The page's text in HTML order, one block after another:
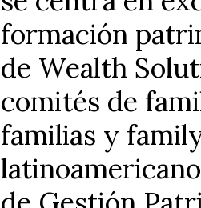
formación
de Wealth
comités de
familias y